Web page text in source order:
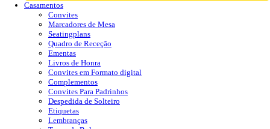
Casamentos
Convites
Marcadores de Mesa
Seatingplans
Quadro de Receção
Ementas
Livros de Honra
Convites em Formato digital
Complementos
Convites Para Padrinhos
Despedida de Solteiro
Etiquetas
Lembranças